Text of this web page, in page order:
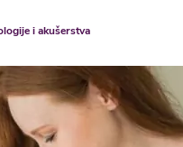
i akušerstva